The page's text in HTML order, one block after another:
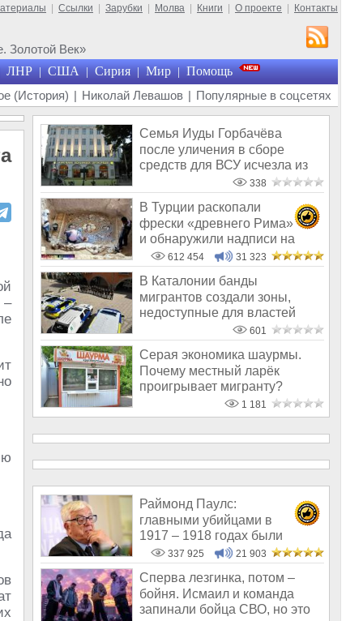
Ссылки Зарубки Молва Книги О проекте Контакты
Золотой Век»
ЛНР | США | Сирия | Мир | Помощь
(История) | Николай Левашов | Популярные в соцсетях
–
Семья Иуды Горбачёва
после уличения в сборе
средств для ВСУ исчезла из
338
В Турции раскопали
фрески «древнего Рима»
и обнаружили надписи на
Русском!
612 454 31 323
В Каталонии банды
мигрантов создали зоны,
недоступные для властей
601
Серая экономика шаурмы.
Почему местный ларёк
проигрывает мигранту?
1 181
Раймонд Паулс:
главными убийцами в
1917 – 1918 годах были
латыши и евреи, а не русс
337 925 21 903
Сперва лезгинка, потом –
бойня. Исмаил и команда
запинали бойца СВО, но это